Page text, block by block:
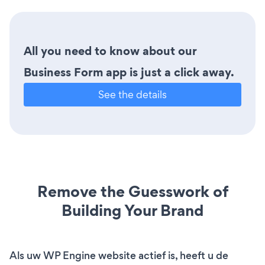
All you need to know about our
Business Form app is just a click away.
See the details
Remove the Guesswork of
Building Your Brand
Als uw WP Engine website actief is, heeft u de